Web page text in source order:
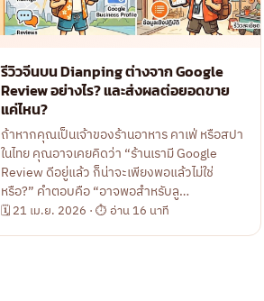
รีวิวจีนบน Dianping ต่างจาก Google
Review อย่างไร? และส่งผลต่อยอดขาย
แค่ไหน?
ถ้าหากคุณเป็นเจ้าของร้านอาหาร คาเฟ่ หรือสปา
ในไทย คุณอาจเคยคิดว่า “ร้านเรามี Google
Review ดีอยู่แล้ว ก็น่าจะเพียงพอแล้วไม่ใช่
หรือ?” คำตอบคือ “อาจพอสำหรับลู…
🗓 21 เม.ย. 2026 · ⏱ อ่าน 16 นาที